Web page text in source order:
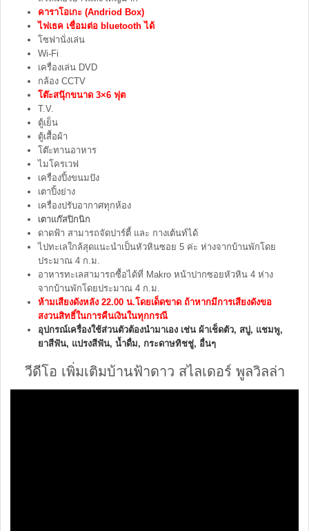
คาราโอเกะ (Andriod Box)
ไฟเธค เชื่อมต่อ bluetooth ได้
โซฟานั่งเล่น
Wi-Fi
เครื่องเล่น DVD
กล้อง CCTV
โต๊ะสนุ๊กขนาด 3×6 ฟุต
T.V.
ตู้เย็น
ตู้เสื้อผ้า
โต๊ะทานอาหาร
ไมโครเวฟ
เครื่องปิ้งขนมปัง
เตาปิ้งย่าง
เครื่องปรับอากาศทุกห้อง
เตาแก๊สปิกนิก
ดาดฟ้า สามารถจัดปาร์ตี้ และ กางเต้นท์ได้
ไปทะเลใกล้สุดแนะนำเป็นหัวหินซอย 5 ค่ะ ห่างจากบ้านพักโดย
ประมาณ 4 ก.ม.
อาหารทะเลสามารถซื้อได้ที่ Makro หน้าปากซอยหัวหิน 4 ห่าง
จากบ้านพักโดยประมาณ 4 ก.ม.
ห้ามเสียงดังหลัง 22.00 น.โดยเด็ดขาด ถ้าหากมีการเสียงดังขอ
สงวนสิทธิ์ในการคืนเงินในทุกกรณี
อุปกรณ์เครื่องใช้ส่วนตัวต้องนำมาเอง เช่น ผ้าเช็ดตัว, สบู่, แชมพู,
ยาสีฟัน, แปรงสีฟัน, น้ำดื่ม, กระดาษทิชชู่, อื่นๆ
วีดีโอ เพิ่มเติมบ้านฟ้าดาว สไลเดอร์ พูลวิลล่า